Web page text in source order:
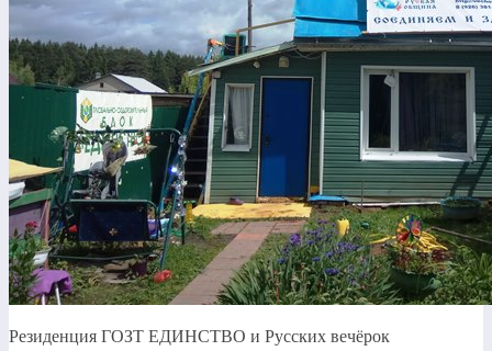
Резиденция ГОЗТ ЕДИНСТВО и Русских вечёрок